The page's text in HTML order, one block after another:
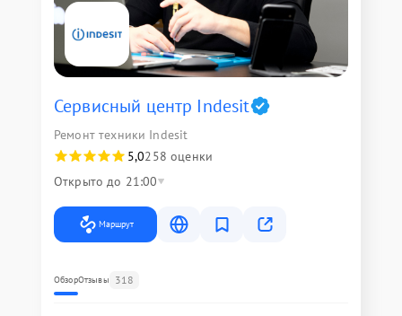
Сервисный центр Indesit
Ремонт техники Indesit
5,0258 оценки
Открыто до 21:00
Маршрут
ОбзорОтзывы 318